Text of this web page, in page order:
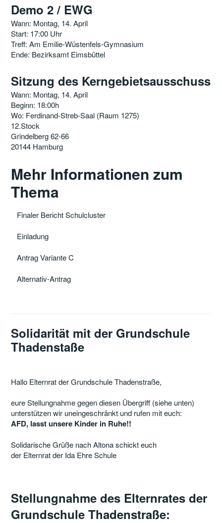
Demo 2 / EWG
Wann: Montag, 14. April
Start: 17:00 Uhr
Treff: Am Emilie-Wüstenfels-Gymnasium
Ende: Bezirksamt Eimsbüttel
Sitzung des Kerngebietsausschuss
Wann: Montag, 14. April
Beginn: 18:00h
Wo: Ferdinand-Streb-Saal (Raum 1275)
12.Stock
Grindelberg 62-66
20144 Hamburg
Mehr Informationen zum
Thema
Finaler Bericht Schulcluster
Einladung
Antrag Variante C
Alternativ-Antrag
Solidarität mit der Grundschule
Thadenstaße
Hallo Elternrat der Grundschule Thadenstraße,
eure Stellungnahme gegen diesen Übergriff (siehe unten)
unterstützen wir uneingeschränkt und rufen mit euch:
AFD, lasst unsere Kinder in Ruhe!!
Solidarische Grüße nach Altona schickt euch
der Elternrat der Ida Ehre Schule
Stellungnahme des Elternrates der
Grundschule Thadenstraße: